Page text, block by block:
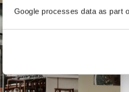
Google processes data as part